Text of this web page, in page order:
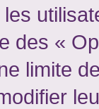
les
des «
limite